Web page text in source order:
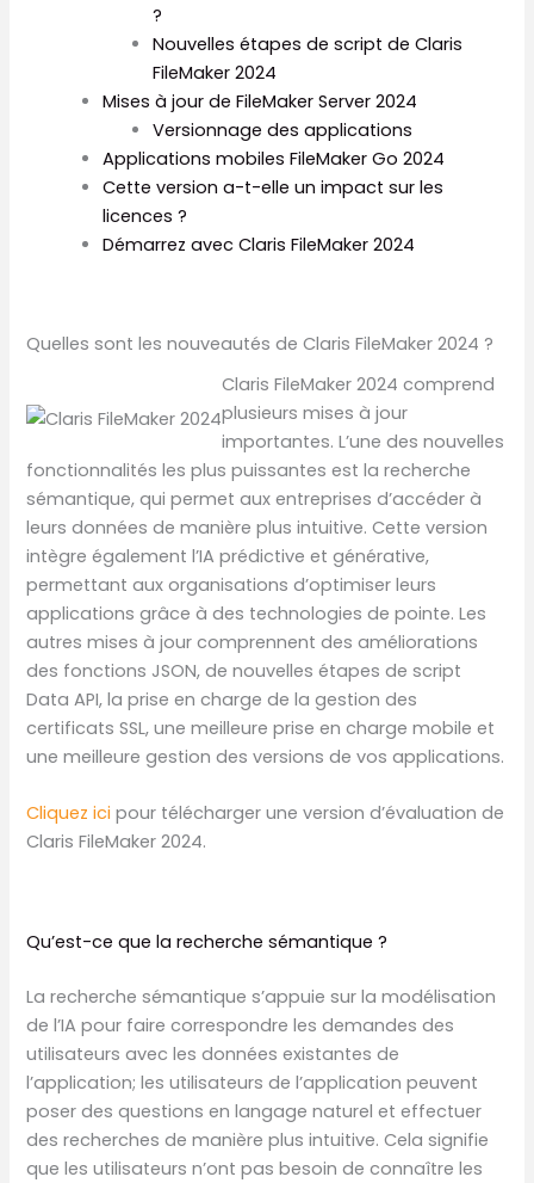
?
Nouvelles étapes de script de Claris
FileMaker 2024
Mises à jour de FileMaker Server 2024
Versionnage des applications
Applications mobiles FileMaker Go 2024
Cette version a-t-elle un impact sur les
licences ?
Démarrez avec Claris FileMaker 2024
Quelles sont les nouveautés de Claris FileMaker 2024 ?
Claris FileMaker 2024 comprend
plusieurs mises à jour
importantes. L’une des nouvelles
fonctionnalités les plus puissantes est la recherche
sémantique, qui permet aux entreprises d’accéder à
leurs données de manière plus intuitive. Cette version
intègre également l’IA prédictive et générative,
permettant aux organisations d’optimiser leurs
applications grâce à des technologies de pointe. Les
autres mises à jour comprennent des améliorations
des fonctions JSON, de nouvelles étapes de script
Data API, la prise en charge de la gestion des
certificats SSL, une meilleure prise en charge mobile et
une meilleure gestion des versions de vos applications.
Cliquez ici pour télécharger une version d’évaluation de
Claris FileMaker 2024.
Qu’est-ce que la recherche sémantique ?
La recherche sémantique s’appuie sur la modélisation
de l’IA pour faire correspondre les demandes des
utilisateurs avec les données existantes de
l’application; les utilisateurs de l’application peuvent
poser des questions en langage naturel et effectuer
des recherches de manière plus intuitive. Cela signifie
que les utilisateurs n’ont pas besoin de connaître les